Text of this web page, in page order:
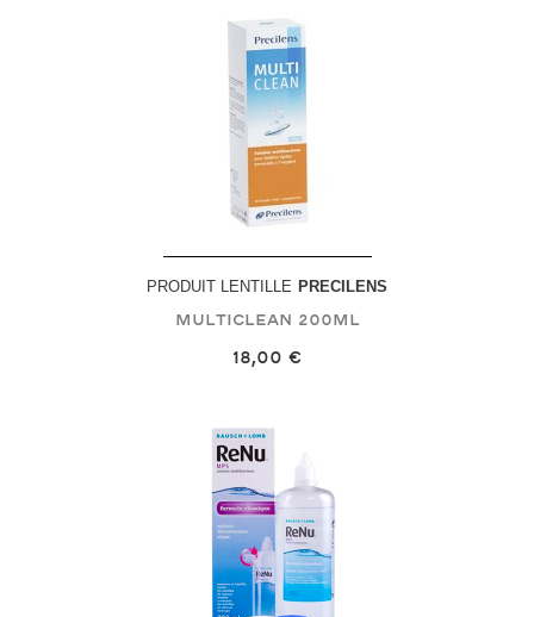
PRODUIT LENTILLE PRECILENS
Multiclean 200mL
18,00 €